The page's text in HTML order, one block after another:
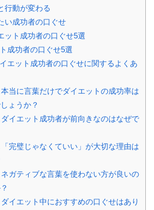
行動が変わる
い成功者の口ぐせ
ット成功者の口ぐせ5選
成功者の口ぐせ5選
エット成功者の口ぐせに関するよくあ
当に言葉だけでダイエットの成功率は
ょうか？
イエット成功者が前向きなのはなぜで
完璧じゃなくていい」が大切な理由は
ガティブな言葉を使わない方が良いの
イエット中におすすめの口ぐせはあり